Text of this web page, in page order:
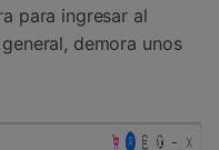
para ingresar al
demora unos